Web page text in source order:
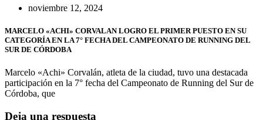
noviembre 12, 2024
MARCELO «ACHI» CORVALAN LOGRO EL PRIMER PUESTO EN SU
CATEGORÍA EN LA 7° FECHA DEL CAMPEONATO DE RUNNING DEL
SUR DE CÓRDOBA
Marcelo «Achi» Corvalán, atleta de la ciudad, tuvo una destacada
participación en la 7° fecha del Campeonato de Running del Sur de
Córdoba, que
Deja una respuesta